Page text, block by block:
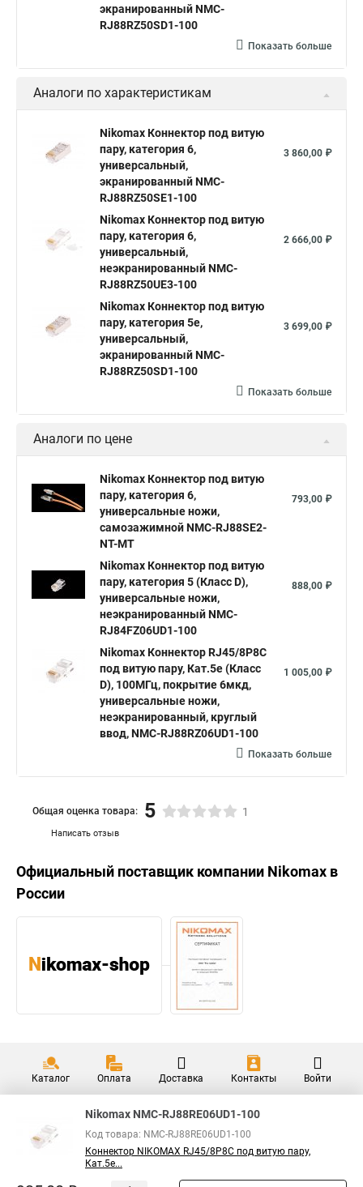
экранированный NMC-
RJ88RZ50SD1-100
Показать больше
Аналоги по характеристикам
Nikomax Коннектор под витую
пару, категория 6,
универсальный,
экранированный NMC-
RJ88RZ50SE1-100
3 860,00 ₽
Nikomax Коннектор под витую
пару, категория 6,
универсальный,
неэкранированный NMC-
RJ88RZ50UE3-100
2 666,00 ₽
Nikomax Коннектор под витую
пару, категория 5е,
универсальный,
экранированный NMC-
RJ88RZ50SD1-100
3 699,00 ₽
Показать больше
Аналоги по цене
Nikomax Коннектор под витую
пару, категория 6,
универсальные ножи,
самозажимной NMC-RJ88SE2-
NT-MT
793,00 ₽
Nikomax Коннектор под витую
пару, категория 5 (Класс D),
универсальные ножи,
неэкранированный NMC-
RJ84FZ06UD1-100
888,00 ₽
Nikomax Коннектор RJ45/8P8C
под витую пару, Кат.5e (Класс
D), 100МГц, покрытие 6мкд,
универсальные ножи,
неэкранированный, круглый
ввод, NMC-RJ88RZ06UD1-100
1 005,00 ₽
Показать больше
Написать отзыв
Общая оценка товара: 5 1
Официальный поставщик компании Nikomax в
России
Каталог Оплата Доставка Контакты Войти
Nikomax NMC-RJ88RE06UD1-100
Код товара: NMC-RJ88RE06UD1-100
Коннектор NIKOMAX RJ45/8P8C под витую пару,
Кат.5е...